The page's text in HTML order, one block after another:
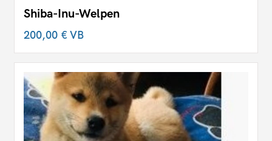
Shiba-Inu-Welpen
200,00 €VB